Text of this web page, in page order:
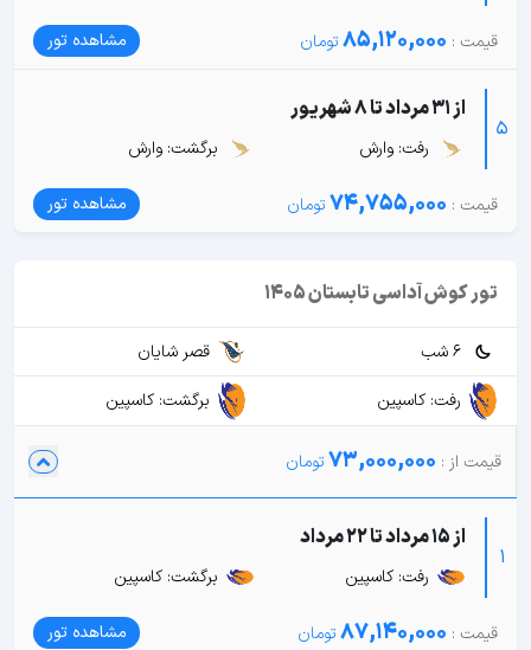
85,120,000 مشاهده تور
5
از 31 مرداد تا 8 شهریور
رفت: وارش برگشت: وارش
74,755,000 مشاهده تور
تور کوش آداسی تابستان 1405
6 شب
قصر شایان
رفت: کاسپین
برگشت: کاسپین
73,000,000
1
از 15 مرداد تا 22 مرداد
رفت: کاسپین برگشت: کاسپین
87,140,000 مشاهده تور